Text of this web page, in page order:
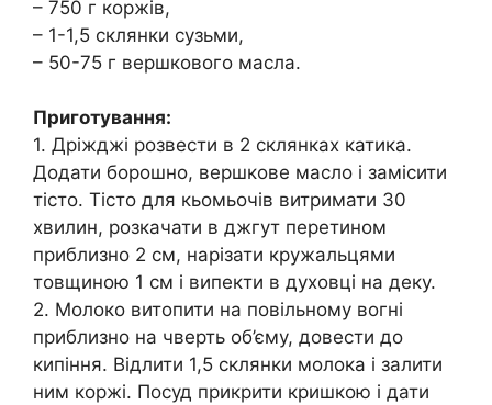
– 750 г коржів,
– 1-1,5 склянки сузьми,
– 50-75 г вершкового масла.
Приготування:
1. Дріжджі розвести в 2 склянках катика.
Додати борошно, вершкове масло і замісити
тісто. Тісто для кьомьочів витримати 30
хвилин, розкачати в джгут перетином
приблизно 2 см, нарізати кружальцями
товщиною 1 см і випекти в духовці на деку.
2. Молоко витопити на повільному вогні
приблизно на чверть об’єму, довести до
кипіння. Відлити 1,5 склянки молока і залити
ним коржі. Посуд прикрити кришкою і дати